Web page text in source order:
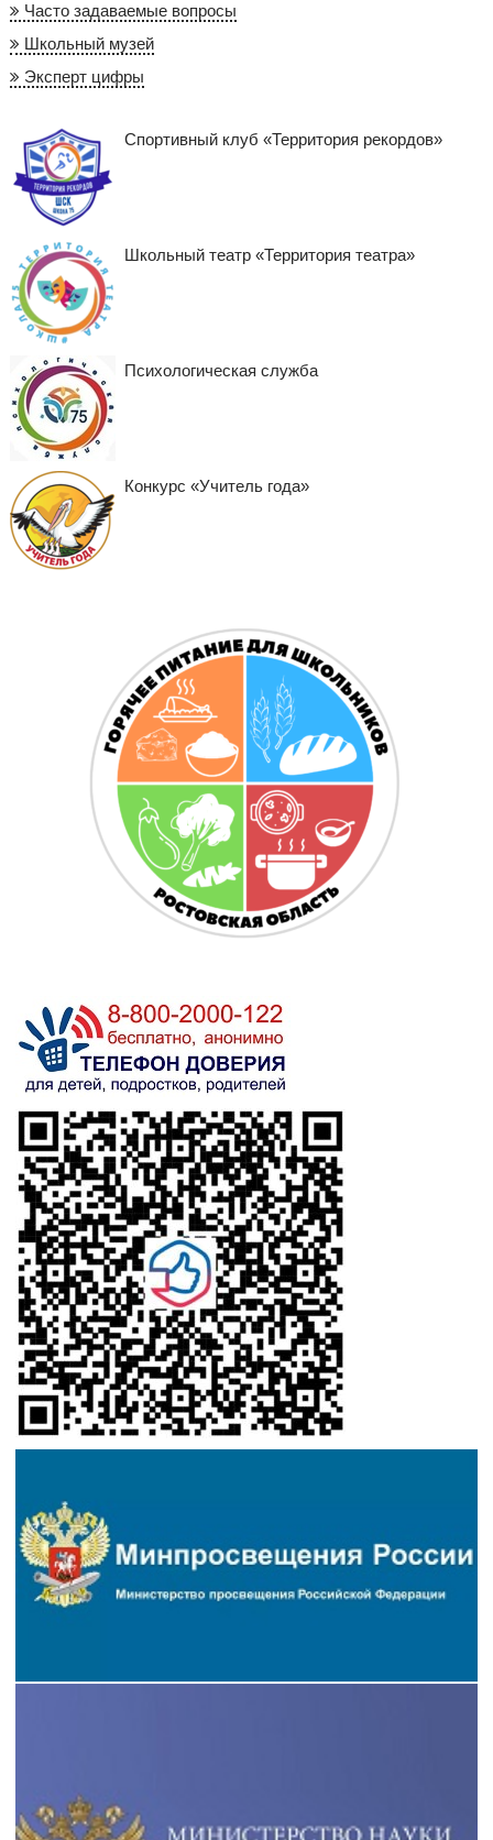
Часто задаваемые вопросы
Школьный музей
Эксперт цифры
Спортивный клуб «Территория рекордов»
Школьный театр «Территория театра»
Психологическая служба
Конкурс «Учитель года»